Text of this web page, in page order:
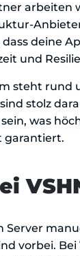
deine
und
steht rund
stolz
was
garantiert.
Server
vorbei. Bei